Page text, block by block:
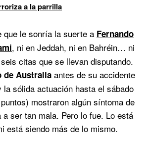
a la parrilla
que le sonría la suerte a Fernando
, ni en Jeddah, ni en Bahréin… ni
citas que se llevan disputando.
de Australia antes de su accidente
la sólida actuación hasta el sábado
mostraron algún síntoma de
ser tan mala. Pero lo fue. Lo está
está siendo más de lo mismo.